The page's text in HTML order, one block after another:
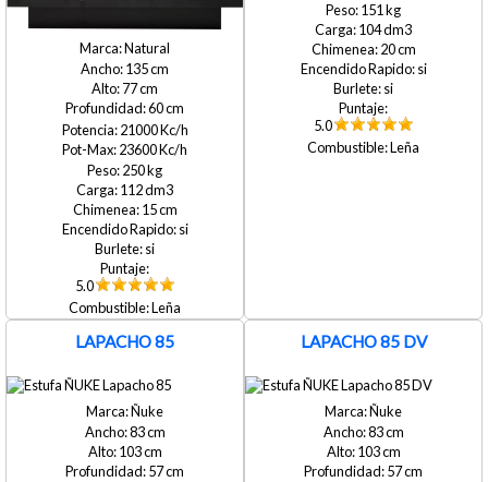
Natural
135
77
60
21000
23600
250
112
15
si
si
5.0
Leña
151
104
20
si
si
5.0
Leña
LAPACHO 85
Ñuke
83
103
57
LAPACHO 85 DV
Ñuke
83
103
57